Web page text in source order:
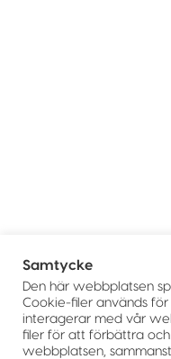
Samtycke
Den här webbplatsen
Cookie-filer används
interagerar med vår
filer för att förbättra
webbplatsen,